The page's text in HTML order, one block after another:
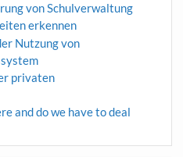
von Schulverwaltung
erkennen
Nutzung von
privaten
and do we have to deal